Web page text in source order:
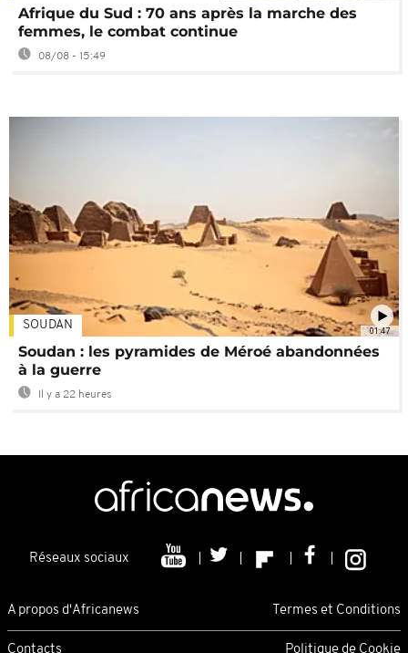
Afrique du Sud : 70 ans après la marche des
femmes, le combat continue
08/08 - 15:49
01:47
SOUDAN
Soudan : les pyramides de Méroé abandonnées
à la guerre
Il y a 22 heures
Réseaux sociaux
A propos d'Africanews Termes et Conditions
Contacts Politique de Cookie